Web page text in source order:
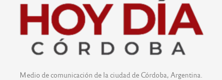
Medio de comunicación de la ciudad de Córdoba, Argentina.